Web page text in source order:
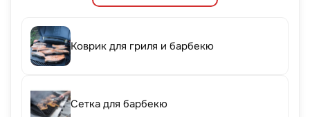
Коврик для гриля и барбекю
Сетка для барбекю